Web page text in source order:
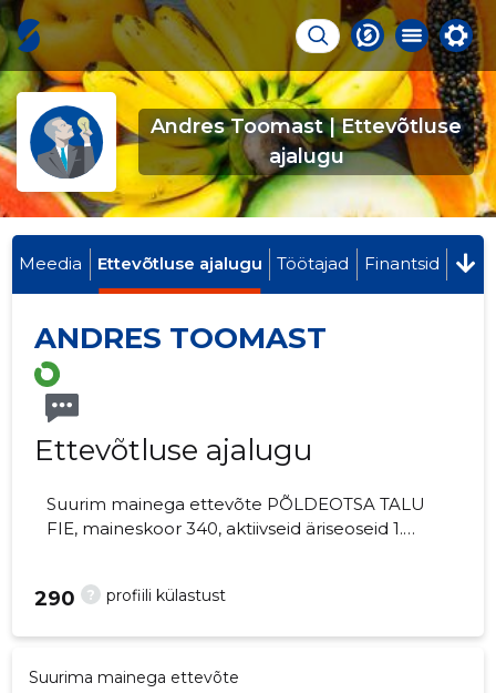
Andres Toomast | Ettevõtluse
ajalugu
Meedia Ettevõtluse ajalugu Töötajad Finantsid
ANDRES TOOMAST
Ettevõtluse ajalugu
Suurim mainega ettevõte PÕLDEOTSA TALU
FIE, maineskoor 340, aktiivseid äriseoseid 1.
? profiili külastust
290
Suurima mainega ettevõte